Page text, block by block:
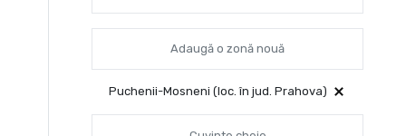
Puchenii-Mosneni (loc. în jud. Prahova)